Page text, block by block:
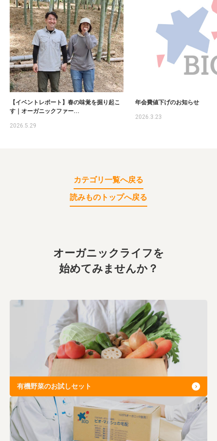
【イベントレポート】春の味覚を掘り起こ
す｜オーガニックファー...
2026.5.29
年会費値下げのお知らせ
2026.3.23
カテゴリ一覧へ戻る
読みものトップへ戻る
オーガニックライフを
始めてみませんか？
有機野菜のお試しセット